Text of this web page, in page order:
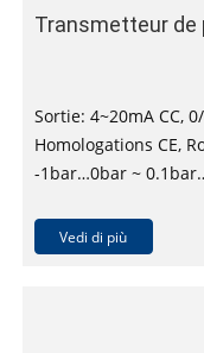
Transmetteur de
Sortie: 4~20mA CC, 0/
Homologations CE,
-1bar…0bar ~
Vedi di più